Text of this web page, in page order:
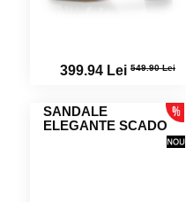
399.94 Lei 549.90 Lei
SANDALE
ELEGANTE SCADO